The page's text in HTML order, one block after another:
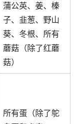
蒲公英、姜、榛
子、韭葱、野山
葵、冬根、所有
蘑菇（除了红蘑
菇）
所有蛋（除了鸵